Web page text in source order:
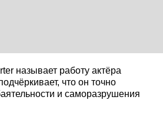
называет работу актёра
что он точно
и саморазрушения